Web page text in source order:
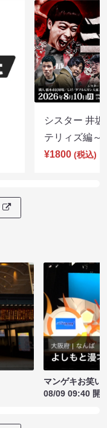
シスター 井
テリィズ編
¥1800 (税込)
マンゲキお笑い
08/09 09:40 開